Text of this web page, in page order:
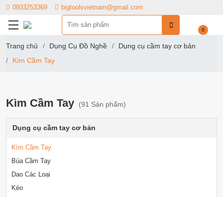
0933253369 bigtoolsvietnam@gmail.com
0
Trang chủ Dụng Cụ Đồ Nghề
Dụng cụ cầm tay cơ bản
Kìm Cầm Tay
Dụng cụ cầm tay cơ bản
Kìm Cầm Tay
Búa Cầm Tay
Dao Các Loại
Kéo
Kìm Cầm Tay (91 Sản phẩm)